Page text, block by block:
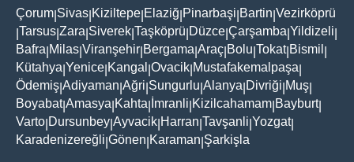
Çorum Sivas Kiziltepe Elaziğ Pinarbaşi Bartin Vezirköprü
Tarsus Zara Siverek Taşköprü Düzce Çarşamba Yildizeli
Bafra Milas Viranşehir Bergama Araç Bolu Tokat| Bismil
Kütahya Yenice Kangal Ovacik Mustafakemalpaşa
Ödemiş Adiyaman Ağri Sungurlu Alanya Divriği Muş
Boyabat|Amasya Kahta İmranli Kizilcahamam Bayburt|
Varto Dursunbey Ayvacik Harran Tavşanli Yozgat|
Karadenizereğli Gönen Karaman Şarkişla